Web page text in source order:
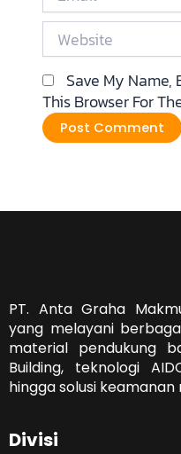
Website
Save My Name,
This Browser For
PT. Anta Graha
yang melayani
material pendukung
Building, teknologi
hingga solusi keamanan
Divisi